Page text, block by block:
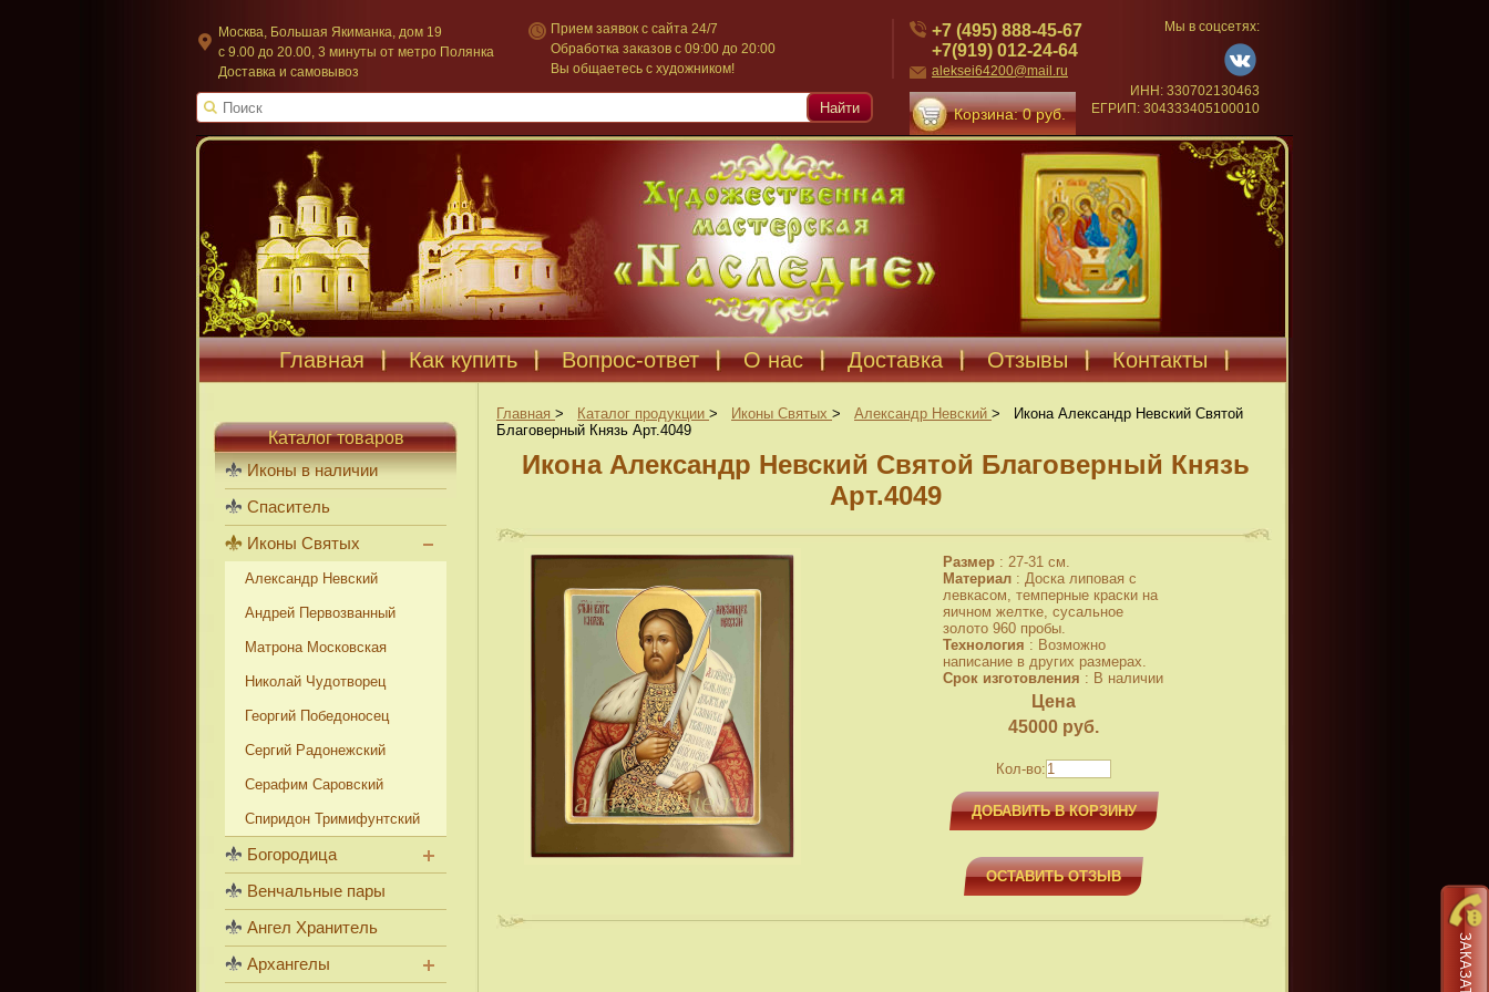
Москва, Большая Якиманка, дом 19
c 9.00 до 20.00, 3 минуты от метро Полянка
Доставка и самовывоз
Прием заявок с сайта 24/7
Обработка заказов с 09:00 до 20:00
Вы общаетесь с художником!
+7 (495) 888-45-67
+7(919) 012-24-64
aleksei64200@mail.ru
Корзина: 0 руб.
Мы в соцсетях:
ИНН: 330702130463
ЕГРИП: 304333405100010
Найти
Главная Как купить Вопрос-ответ О нас Доставка Отзывы Контакты
Главная > Каталог продукции > Иконы Святых > Александр Невский >
Икона Александр Невский Святой
Благоверный Князь Арт.4049
Икона Александр Невский Святой Благоверный Князь
Арт.4049
Размер : 27-31 см.
Материал : Доска липовая с
левкасом, темперные краски на
яичном желтке, сусальное
золото 960 пробы.
Технология : Возможно
написание в других размерах.
Срок изготовления : В наличии
Цена
45000 руб.
Кол-во:
ДОБАВИТЬ В КОРЗИНУ
ОСТАВИТЬ ОТЗЫВ
Каталог товаров
Иконы в наличии
Спаситель
Иконы Святых
Александр Невский
Андрей Первозванный
Матрона Московская
Николай Чудотворец
Георгий Победоносец
Сергий Радонежский
Серафим Саровский
Спиридон Тримифунтский
Богородица
Венчальные пары
Ангел Хранитель
Архангелы